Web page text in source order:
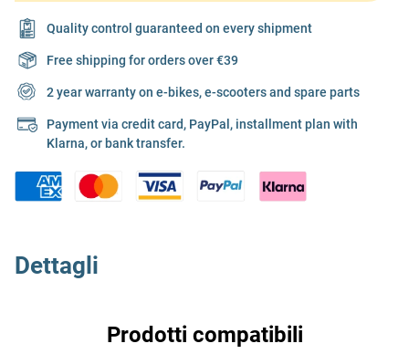
Quality control guaranteed on every shipment
Free shipping for orders over €39
2 year warranty on e-bikes, e-scooters and spare parts
Payment via credit card, PayPal, installment plan with
Klarna, or bank transfer.
Dettagli
Prodotti compatibili